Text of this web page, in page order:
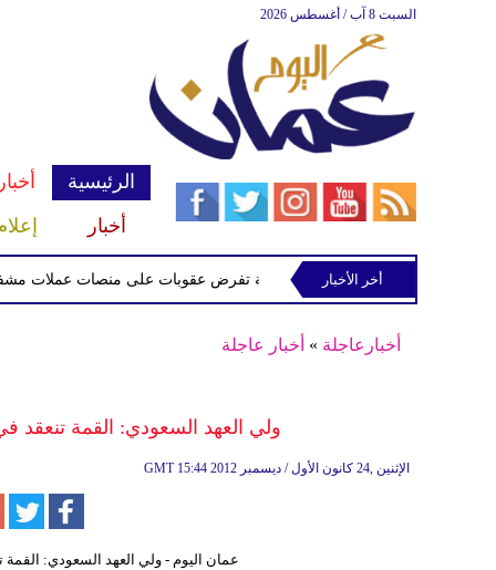
السبت 8 آب / أغسطس 2026
الرئيسية
أخبار
الخزانة الأميركية تفرض عقوبات على منصات عملات مشفرة
أخر الأخبار
أخبارعاجلة » أخبار عاجلة
ولي العهد السعودي: القمة
GMT 15:44 2012 الإثنين ,24 كانون الأول / ديسمبر